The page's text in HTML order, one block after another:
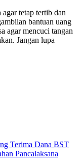
tetap tertib dan
bantuan uang
agar mencuci tangan
Jangan lupa
Terima Dana BST
Pancalaksana